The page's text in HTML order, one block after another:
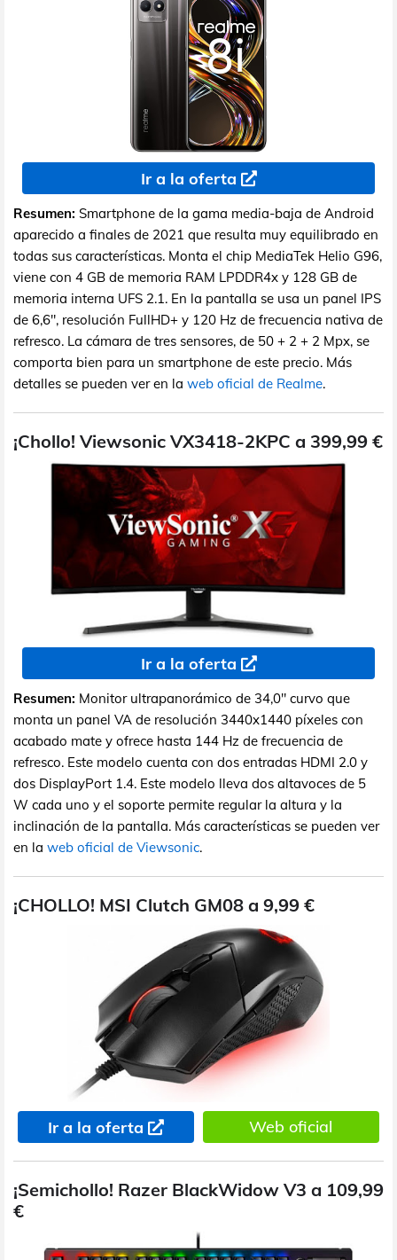
Ir a la oferta
Resumen: Smartphone de la gama media-baja de Android
aparecido a finales de 2021 que resulta muy equilibrado en
todas sus características. Monta el chip MediaTek Helio G96,
viene con 4 GB de memoria RAM LPDDR4x y 128 GB de
memoria interna UFS 2.1. En la pantalla se usa un panel IPS
de 6,6", resolución FullHD+ y 120 Hz de frecuencia nativa de
refresco. La cámara de tres sensores, de 50 + 2 + 2 Mpx, se
comporta bien para un smartphone de este precio. Más
detalles se pueden ver en la web oficial de Realme.
¡Chollo! Viewsonic VX3418-2KPC a 399,99 €
Ir a la oferta
Resumen: Monitor ultrapanorámico de 34,0" curvo que
monta un panel VA de resolución 3440x1440 píxeles con
acabado mate y ofrece hasta 144 Hz de frecuencia de
refresco. Este modelo cuenta con dos entradas HDMI 2.0 y
dos DisplayPort 1.4. Este modelo lleva dos altavoces de 5
W cada uno y el soporte permite regular la altura y la
inclinación de la pantalla. Más características se pueden ver
en la web oficial de Viewsonic.
¡CHOLLO! MSI Clutch GM08 a 9,99 €
Ir a la oferta Web oficial
¡Semichollo! Razer BlackWidow V3 a 109,99
€